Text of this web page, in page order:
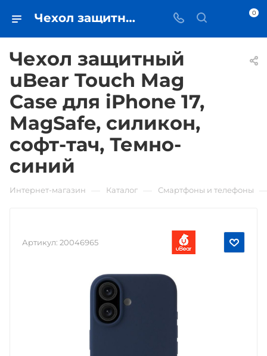
Чехол защитный uBear Touch Mag Case для iPhone 17, MagSafe, силикон, софт-тач, Темно-синий • купить в Самаре - iЧехол 0
Чехол защитный
uBear Touch Mag
Case для iPhone 17,
MagSafe, силикон,
софт-тач, Темно-
синий
Интернет-магазин Каталог Смартфоны и телефоны
Артикул: 20046965